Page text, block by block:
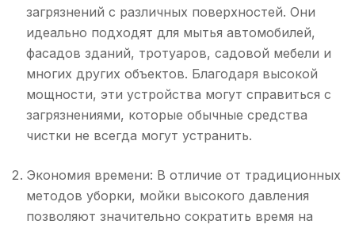
загрязнений с различных поверхностей. Они
идеально подходят для мытья автомобилей,
фасадов зданий, тротуаров, садовой мебели и
многих других объектов. Благодаря высокой
мощности, эти устройства могут справиться с
загрязнениями, которые обычные средства
чистки не всегда могут устранить.
Экономия времени: В отличие от традиционных
методов уборки, мойки высокого давления
позволяют значительно сократить время на